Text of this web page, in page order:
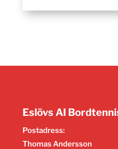
Eslövs AI
Postadress:
Thomas Andersson